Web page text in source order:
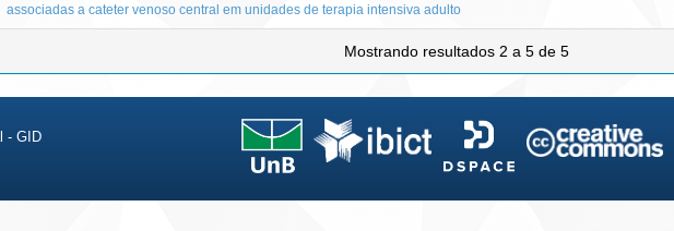
associadas a cateter venoso central em unidades de terapia intensiva adulto
Mostrando resultados 2 a 5 de 5
- GID